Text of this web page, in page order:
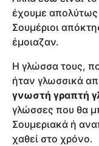
έχουμε απολύτως
Σουμέριοι
έμοιαζαν.
Η γλώσσα τους,
ήταν γλωσσικά
γνωστή γραπτή
γλώσσες που θα
Σουμεριακά ή
χαθεί στο χρόνο.